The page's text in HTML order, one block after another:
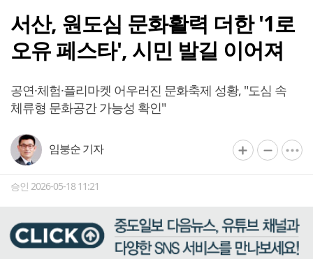
서산, 원도심 문화활력 더한 '1로
오유 페스타', 시민 발길 이어져
공연·체험·플리마켓 어우러진 문화축제 성황, "도심 속
체류형 문화공간 가능성 확인"
임붕순 기자
승인 2026-05-18 11:21